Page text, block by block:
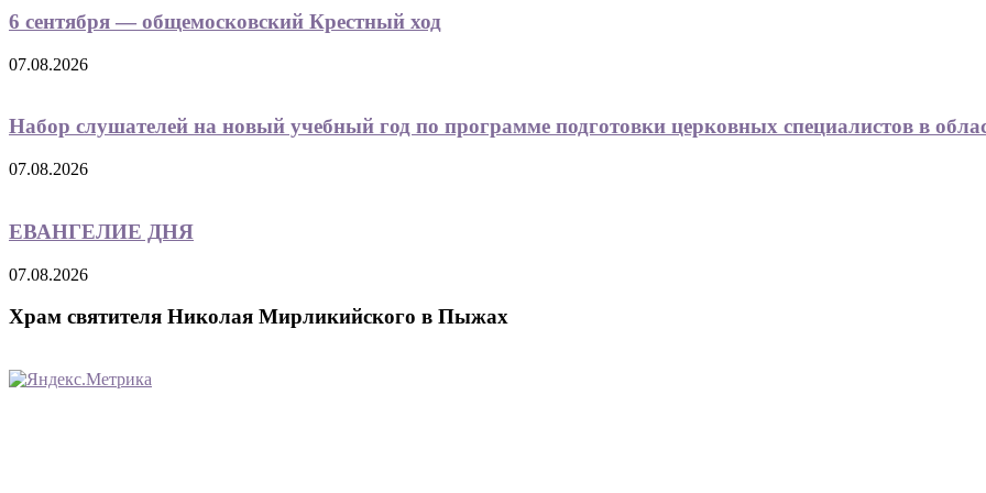
6 сентября — общемосковский Крестный ход
07.08.2026
Набор слушателей на новый учебный год по программе подготовки церковных специалистов в
07.08.2026
ЕВАНГЕЛИЕ ДНЯ
07.08.2026
Храм святителя Николая Мирликийского в Пыжах